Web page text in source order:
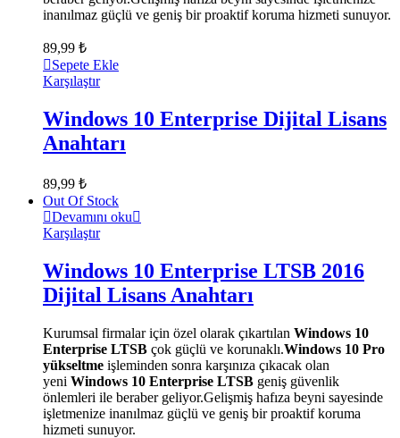
inanılmaz güçlü ve geniş bir proaktif koruma hizmeti sunuyor.
89,99 ₺
Sepete Ekle
Karşılaştır
Windows 10 Enterprise Dijital Lisans
Anahtarı
89,99 ₺
Out Of Stock
Devamını oku
Karşılaştır
Windows 10 Enterprise LTSB 2016
Dijital Lisans Anahtarı
Kurumsal firmalar için özel olarak çıkartılan Windows 10
Enterprise LTSB çok güçlü ve korunaklı.Windows 10 Pro
yükseltme işleminden sonra karşınıza çıkacak olan
yeni Windows 10 Enterprise LTSB geniş güvenlik
önlemleri ile beraber geliyor.Gelişmiş hafıza beyni sayesinde
işletmenize inanılmaz güçlü ve geniş bir proaktif koruma
hizmeti sunuyor.